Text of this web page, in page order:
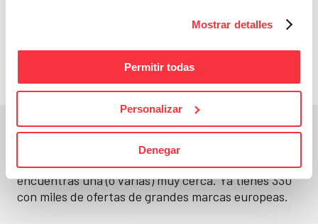
Mostrar detalles
Permitir todas
Personalizar
Denegar
Adelántate a todos y
En un segundo, la encuentras.
No paramos de abrirtiendas. Seguro que
encuentras una (o varias) muy cerca. Ya tienes330
con miles de ofertas de grandes marcas europeas.